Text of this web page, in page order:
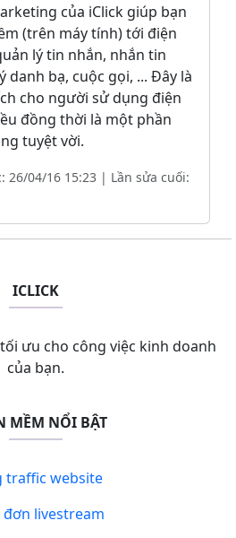
của iClick giúp bạn
(trên máy tính) tới điện
lý tin nhắn, nhắn tin
danh bạ, cuộc gọi, ... Đây là
cho người sử dụng điện
đồng thời là một phần
tuyệt vời.
26/04/16 15:23 | Lần sửa cuối:
ICLICK
ưu cho công việc kinh doanh
của bạn.
MỀM NỔI BẬT
traffic website
đơn livestream